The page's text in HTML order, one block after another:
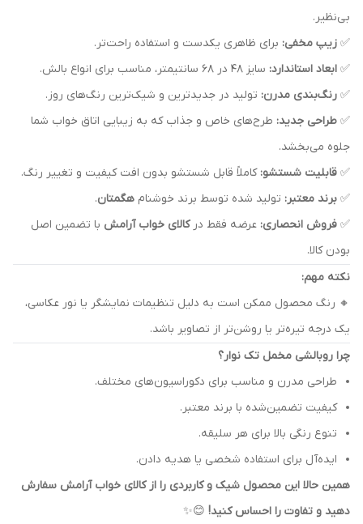
بی‌نظیر.
✅ زیپ مخفی: برای ظاهری یکدست و استفاده راحت‌تر.
✅ ابعاد استاندارد: سایز ۴۸ در ۶۸ سانتیمتر، مناسب برای انواع بالش.
✅ رنگ‌بندی مدرن: تولید در جدیدترین و شیک‌ترین رنگ‌های روز.
✅ طراحی جدید: طرح‌های خاص و جذاب که به زیبایی اتاق خواب شما
جلوه می‌بخشد.
✅ قابلیت شستشو: کاملاً قابل شستشو بدون افت کیفیت و تغییر رنگ.
✅ برند معتبر: تولید شده توسط برند خوشنام هگمتان.
✅ فروش انحصاری: عرضه فقط درکالای خواب آرامش با تضمین اصل
بودن کالا.
نکته مهم:
🔸 رنگ محصول ممکن است به دلیل تنظیمات نمایشگر یا نور عکاسی،
یک درجه تیره‌تر یا روشن‌تر از تصاویر باشد.
چرا روبالشی مخمل تک نوار؟
طراحی مدرن و مناسب برای دکوراسیون‌های مختلف.
کیفیت تضمین‌شده با برند معتبر.
تنوع رنگی بالا برای هر سلیقه.
ایده‌آل برای استفاده شخصی یا هدیه دادن.
همین حالا این محصول شیک و کاربردی را از کالای خواب آرامش سفارش
دهید و تفاوت را احساس کنید! 😊✨